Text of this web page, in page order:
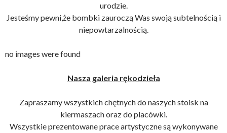
urodzie.
Jesteśmy pewni,że bombki zauroczą Was swoją subtelnością i
niepowtarzalnością.
no images were found
Nasza galeria rękodzieła
Zapraszamy wszystkich chętnych do naszych stoisk na
kiermaszach oraz do placówki.
Wszystkie prezentowane prace artystyczne są wykonywane